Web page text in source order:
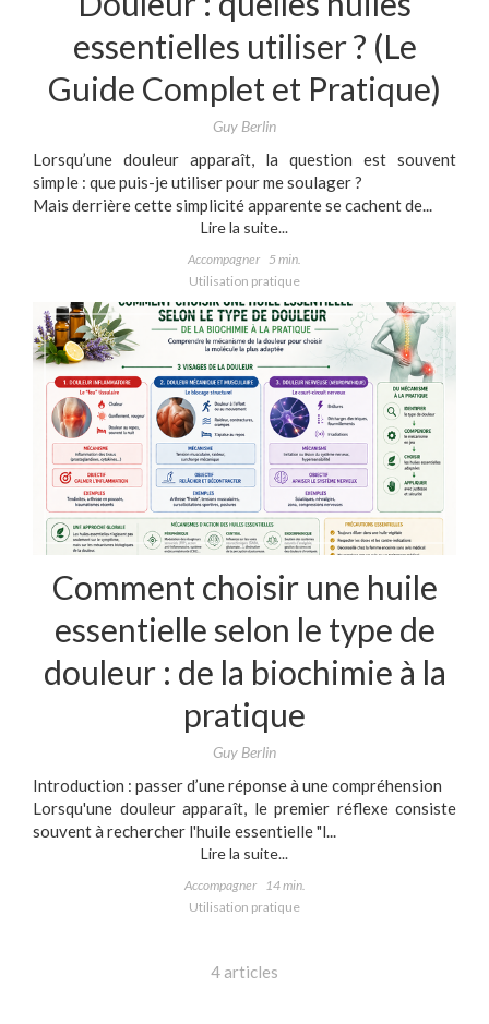
essentielles utiliser ? (Le
Guide Complet et Pratique)
Guy Berlin
Lorsqu’une douleur apparaît, la question est souvent
simple : que puis-je utiliser pour me soulager ?
Mais derrière cette simplicité apparente se cachent de...
Lire la suite...
Accompagner 5 min.
Utilisation pratique
Comment choisir une huile
essentielle selon le type de
douleur : de la biochimie à la
pratique
Guy Berlin
Introduction : passer d’une réponse à une compréhension
Lorsqu'une douleur apparaît, le premier réflexe consiste
souvent à rechercher l'huile essentielle "l...
Lire la suite...
Accompagner
14 min.
Utilisation pratique
4 articles